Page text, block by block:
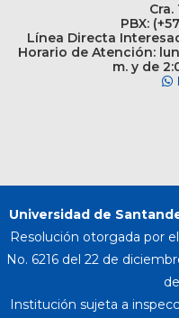
Cra.
PBX:
Línea Directa
Horario de Atención:
m. y de
Universidad de
Resolución otorgada por
No. 6216 del 22 de
Institución sujeta a